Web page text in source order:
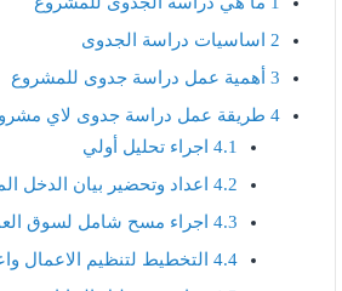
2 اساسيات دراسة الجدوى
3 أهمية عمل دراسة جدوى للمشروع
4 طريقة عمل دراسة جدوى لاي
4.1 اجراء تحليل أولي
4.2 اعداد وتحضير بيان الدخل
4.3 اجراء مسح شامل لسوق
4.4 التخطيط لتنظيم الاعمال